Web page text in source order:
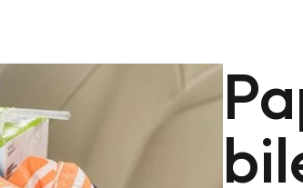
Studentpresenter & Examenspresenter
Fars dag presenter
Julklappar
20 års present
40 års present